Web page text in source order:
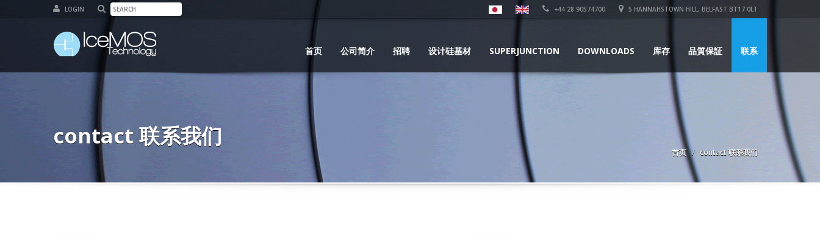
LOGIN +44 28 90574700 5 HANNAHSTOWN HILL, BELFAST BT17 0LT
首页 公司简介 招聘 设计硅基材 SUPERJUNCTION DOWNLOADS 库存 品質保証 联系
contact 联系我们
首页 contact 联系我们